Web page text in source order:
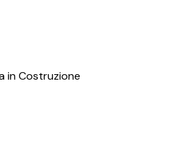
in Costruzione